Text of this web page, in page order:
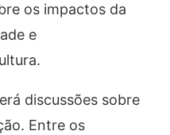
os impactos da
e
discussões sobre
Entre os